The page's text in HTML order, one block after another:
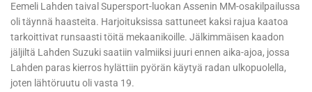
Eemeli Lahden taival Supersport-luokan Assenin MM-osakilpailussa
oli täynnä haasteita. Harjoituksissa sattuneet kaksi rajua kaatoa
tarkoittivat runsaasti töitä mekaanikoille. Jälkimmäisen kaadon
jäljiltä Lahden Suzuki saatiin valmiiksi juuri ennen aika-ajoa, jossa
Lahden paras kierros hylättiin pyörän käytyä radan ulkopuolella,
joten lähtöruutu oli vasta 19.